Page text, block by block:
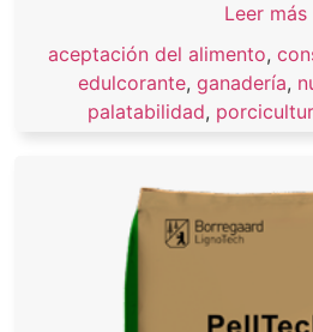
Leer más
aceptación del alimento,
edulcorante, ganadería,
palatabilidad,